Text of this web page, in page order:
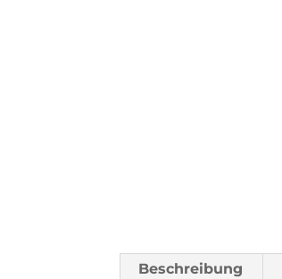
Beschreibung